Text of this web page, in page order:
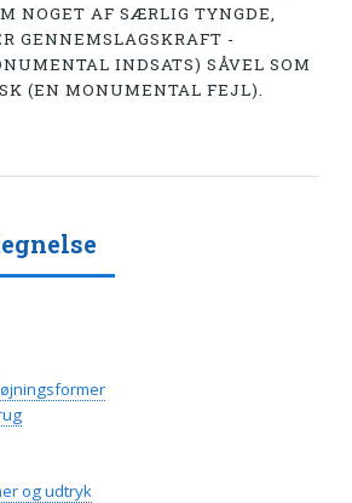
NOGET AF SÆRLIG TYNGDE,
GENNEMSLAGSKRAFT -
INDSATS) SÅVEL SOM
(EN MONUMENTAL FEJL).
og udtryk